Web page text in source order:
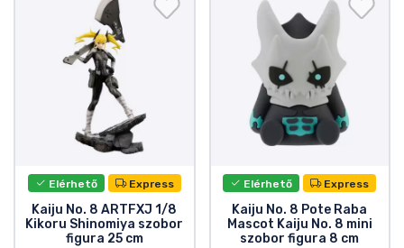
bemutatja az egyenetlen burkolat mélységét, és
még egy útburkolati jel része is megtalálható rajta.
Ez a figura kihagyhatatlan minden KAIJU NO. 8
rajongó számára! Add hozzá a gyűjteményedhez
még ma a Kaiju No. 8, Kafka Hibino, Reno Ichikawa,
Kikoru Shinomiya és Mina Ashiro mellé!"
Elérhető Express
Kaiju No. 8 ARTFXJ 1/8
Kikoru Shinomiya szobor
figura 25 cm
Elérhető Express
Kaiju No. 8 Pote Raba
Mascot Kaiju No. 8 mini
szobor figura 8 cm